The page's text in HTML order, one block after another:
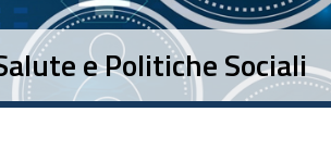
e Politiche Sociali